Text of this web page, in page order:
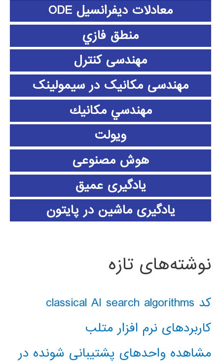
معادلات دیفرانسیل ODE
منطق فازي
مهندسی کنترل
مهندسی مکانیک در سیمولینک
مهندسي مكانيك
ویولت
هوش مصنوعی
یادگیری عمیق
یادگیری ماشین در پایتون
نوشته‌های تازه
کد classical AI search algorithms
کاربردهای نرم افزار متلب
مشاهده واحدهای پشتیبانی شونده در